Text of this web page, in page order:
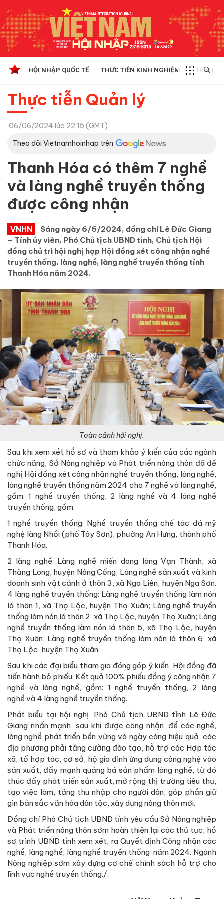
HỘI NHẬP QUỐC TẾ THỰC TIỄN KINH NGHIỆM CHÍNH
Thực tiễn Quản lý
06/06/2024 lúc 22:15 (GMT)
Theo dõi Vietnamhoinhap trên
Thanh Hóa có thêm 7 nghề
và làng nghề truyền thống
được công nhận
VNHN
Sáng ngày 6/6/2024, đồng chí Lê Đức Giang
– Tỉnh ủy viên, Phó Chủ tịch UBND tỉnh, Chủ tịch Hội
đồng chủ trì hội nghị họp Hội đồng xét công nhận nghề
truyền thống, làng nghề, làng nghề truyền thống tỉnh
Thanh Hóa năm 2024.
Toàn cảnh hội nghị.
Sau khi xem xét hồ sơ và tham khảo ý kiến của các ngành
chức năng, Sở Nông nghiệp và Phát triển nông thôn đã đề
nghị Hội đồng xét công nhận nghề truyền thống, làng nghề,
làng nghề truyền thống năm 2024 cho 7 nghề và làng nghề,
gồm: 1 nghề truyền thống, 2 làng nghề và 4 làng nghề
truyền thống, gồm:
1 nghề truyền thống: Nghề truyền thống chế tác đá mỹ
nghệ làng Nhồi (phố Tây Sơn), phường An Hưng, thành phố
Thanh Hóa.
2 làng nghề: Làng nghề miến dong làng Vạn Thành, xã
Thăng Long, huyện Nông Cống; Làng nghề sản xuất và kinh
doanh sinh vật cảnh ở thôn 3, xã Nga Liên, huyện Nga Sơn.
4 làng nghề truyền thống: Làng nghề truyền thống làm nón
lá thôn 1, xã Thọ Lộc, huyện Thọ Xuân; Làng nghề truyền
thống làm nón lá thôn 2, xã Thọ Lộc, huyện Thọ Xuân; Làng
nghề truyền thống làm nón lá thôn 5, xã Thọ Lộc, huyện
Thọ Xuân; Làng nghề truyền thống làm nón lá thôn 6, xã
Thọ Lộc, huyện Thọ Xuân.
Sau khi các đại biểu tham gia đóng góp ý kiến, Hội đồng đã
tiến hành bỏ phiếu. Kết quả 100% phiếu đồng ý công nhận 7
nghề và làng nghề, gồm: 1 nghề truyền thống, 2 làng
nghề và 4 làng nghề truyền thống.
Phát biểu tại hội nghị, Phó Chủ tịch UBND tỉnh Lê Đức
Giang nhấn mạnh, sau khi được công nhận, để các nghề,
làng nghề phát triển bền vững và ngày càng hiệu quả, các
địa phương phải tăng cường đào tạo, hỗ trợ các Hợp tác
xã, tổ hợp tác, cơ sở, hộ gia đình ứng dụng công nghệ vào
sản xuất, đẩy mạnh quảng bá sản phẩm làng nghề, từ đó
thúc đẩy phát triển sản xuất, mở rộng thị trường tiêu thụ,
tạo việc làm, tăng thu nhập cho người dân, góp phần giữ
gìn bản sắc văn hóa dân tộc, xây dựng nông thôn mới.
Đồng chí Phó Chủ tịch UBND tỉnh yêu cầu Sở Nông nghiệp
và Phát triển nông thôn sớm hoàn thiện lại các thủ tục, hồ
sơ trình UBND tỉnh xem xét, ra Quyết định Công nhận các
nghề, làng nghề, làng nghề truyền thống năm 2024. Ngành
Nông nghiệp sớm xây dựng cơ chế chính sách hỗ trợ cho
lĩnh vực nghề truyền thống./.